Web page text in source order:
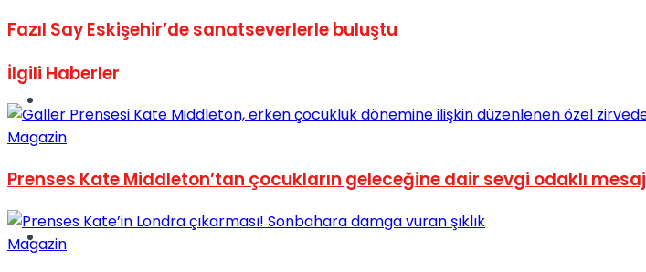
Podcast
Fazıl Say Eskişehir’de sanatseverlerle buluştu
İlgili Haberler
Magazin
Prenses Kate Middleton’tan çocukların geleceğine dair sevgi odaklı mesaj
Magazin